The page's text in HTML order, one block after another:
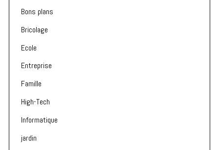
Bons plans
Bricolage
Ecole
Entreprise
Famille
High-Tech
Informatique
jardin